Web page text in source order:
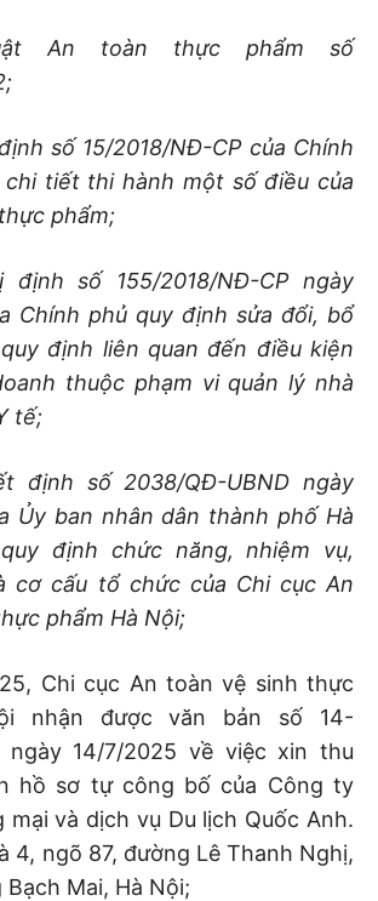
An toàn thực phẩm số
số 15/2018/NĐ-CP của Chính
tiết thi hành một số điều của
phẩm;
định số 155/2018/NĐ-CP ngày
Chính phủ quy định sửa đổi, bổ
định liên quan đến điều kiện
thuộc phạm vi quản lý nhà
tế;
định số 2038/QĐ-UBND ngày
Ủy ban nhân dân thành phố Hà
định chức năng, nhiệm vụ,
cơ cấu tổ chức của Chi cục An
phẩm Hà Nội;
Chi cục An toàn vệ sinh thực
nhận được văn bản số 14-
ngày 14/7/2025 về việc xin thu
hồ sơ tự công bố của Công ty
mại và dịch vụ Du lịch Quốc Anh.
4, ngõ 87, đường Lê Thanh Nghị,
Mai, Hà Nội;